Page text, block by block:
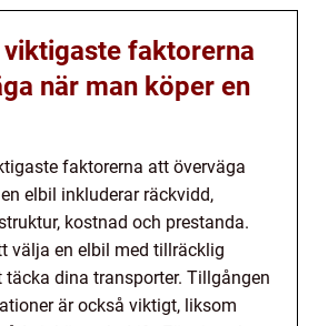
viktigaste faktorerna
när man köper en
faktorerna att överväga
elbil inkluderar räckvidd,
kostnad och prestanda.
välja en elbil med tillräcklig
dina transporter. Tillgången
är också viktigt, liksom